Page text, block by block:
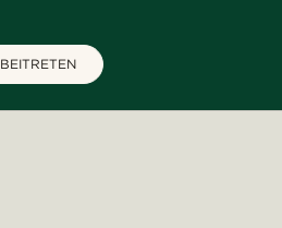
BEITRETEN